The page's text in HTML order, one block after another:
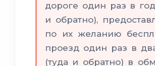
дороге один раз в
и обратно),
по их желанию
проезд один раз в
(туда и обратно) в